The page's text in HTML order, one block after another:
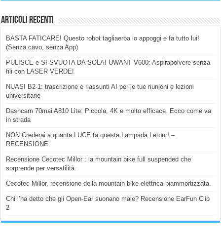
Articoli Recenti
BASTA FATICARE! Questo robot tagliaerba lo appoggi e fa tutto lui!
(Senza cavo, senza App)
PULISCE e SI SVUOTA DA SOLA! UWANT V600: Aspirapolvere senza
fili con LASER VERDE!
NUASI B2-1: trascrizione e riassunti AI per le tue riunioni e lezioni
universitarie
Dashcam 70mai A810 Lite: Piccola, 4K e molto efficace. Ecco come va
in strada
NON Crederai a quanta LUCE fa questa Lampada Letour! –
RECENSIONE
Recensione Cecotec Millor : la mountain bike full suspended che
sorprende per versatilità.
Cecotec Millor, recensione della mountain bike elettrica biammortizzata.
Chi l’ha detto che gli Open-Ear suonano male? Recensione EarFun Clip
2